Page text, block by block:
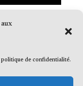
de confidentialité.